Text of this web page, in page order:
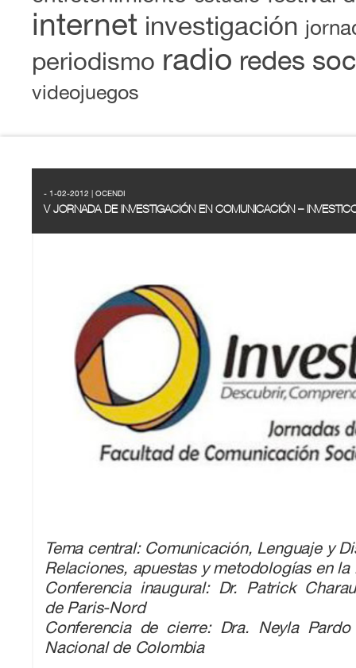
internet investigación
periodismo radio redes
videojuegos
- 1-02-2012 | OCENDI
V JORNADA DE INVESTIGACIÓN EN COMUNICACIÓN –
Tema central: Comunicación, Lenguaje y
Relaciones, apuestas y metodologías en la
Conferencia inaugural: Dr. Patrick
de Paris-Nord
Conferencia de cierre: Dra. Neyla
Nacional de Colombia